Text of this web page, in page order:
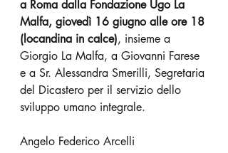
a Roma dalla Fondazione Ugo La
Malfa, giovedì 16 giugno alle ore 18
(locandina in calce), insieme a
Giorgio La Malfa, a Giovanni Farese
e a Sr. Alessandra Smerilli, Segretaria
del Dicastero per il servizio dello
sviluppo umano integrale.
Angelo Federico Arcelli